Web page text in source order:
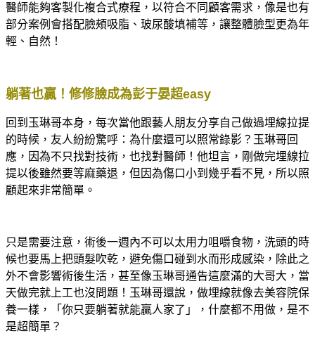
醫師能夠客製化複合式療程，以符合不同顧客需求，像是也有
部分案例會搭配臉頰吸脂、玻尿酸填補等，讓整體臉型更為年
輕、自然！
躺著也贏！修修臉成為彭于晏超easy
回到玉琳哥本身，每次當他跟藝人朋友分享自己做過埋線拉提
的時候，友人紛紛驚呼：為什麼還可以照常錄影？玉琳哥回
應，因為不只找對技術，也找對醫師！他坦言，剛做完埋線拉
提以後雖然要等麻藥退，但因為傷口小到幾乎看不見，所以照
顧起來非常簡單。
只是需要注意，術後一週內不可以太用力咀嚼食物，洗頭的時
候也要馬上把頭髮吹乾，避免傷口碰到水而形成感染，除此之
外不會影響術後生活，甚至像玉琳哥通告這麼滿的大哥大，當
天做完就上工也沒問題！玉琳哥還說，做埋線就像去美容院保
養一樣，「你只要躺著就能贏人家了」，什麼都不用做，是不
是超簡單？